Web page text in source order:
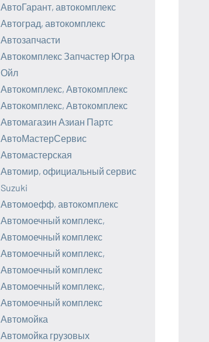
АвтоГарант, автокомплекс
Автоград, автокомплекс
Автозапчасти
Автокомплекс Запчастер Югра
Ойл
Автокомплекс, Автокомплекс
Автокомплекс, Автокомплекс
Автомагазин Азиан Партс
АвтоМастерСервис
Автомастерская
Автомир, официальный сервис
Suzuki
Автомоефф, автокомплекс
Автомоечный комплекс,
Автомоечный комплекс
Автомоечный комплекс,
Автомоечный комплекс
Автомоечный комплекс,
Автомоечный комплекс
Автомойка
Автомойка грузовых